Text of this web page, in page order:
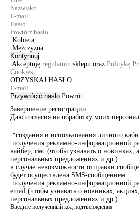
Kobieta
Mężczyzna
Kontynuuj
Akceptuję regulamin sklepu oraz Politykę
Cookies.
ODZYSKAJ HASŁO
Przywrócić hasło Powrót
Завершение регистрации
Даю согласия на обработку моих
*создания и использования личного
получения рекламно-информационной
вайбер, смс (чтобы узнавать о новинках,
персональных предложениях и др.)
в случае невозможности отправки
будет осуществлена SMS-сообщением
получения рекламно-информационной
email (чтобы узнавать о новинках,
персональных предложениях и др.)
Введите полученный код подтверждения